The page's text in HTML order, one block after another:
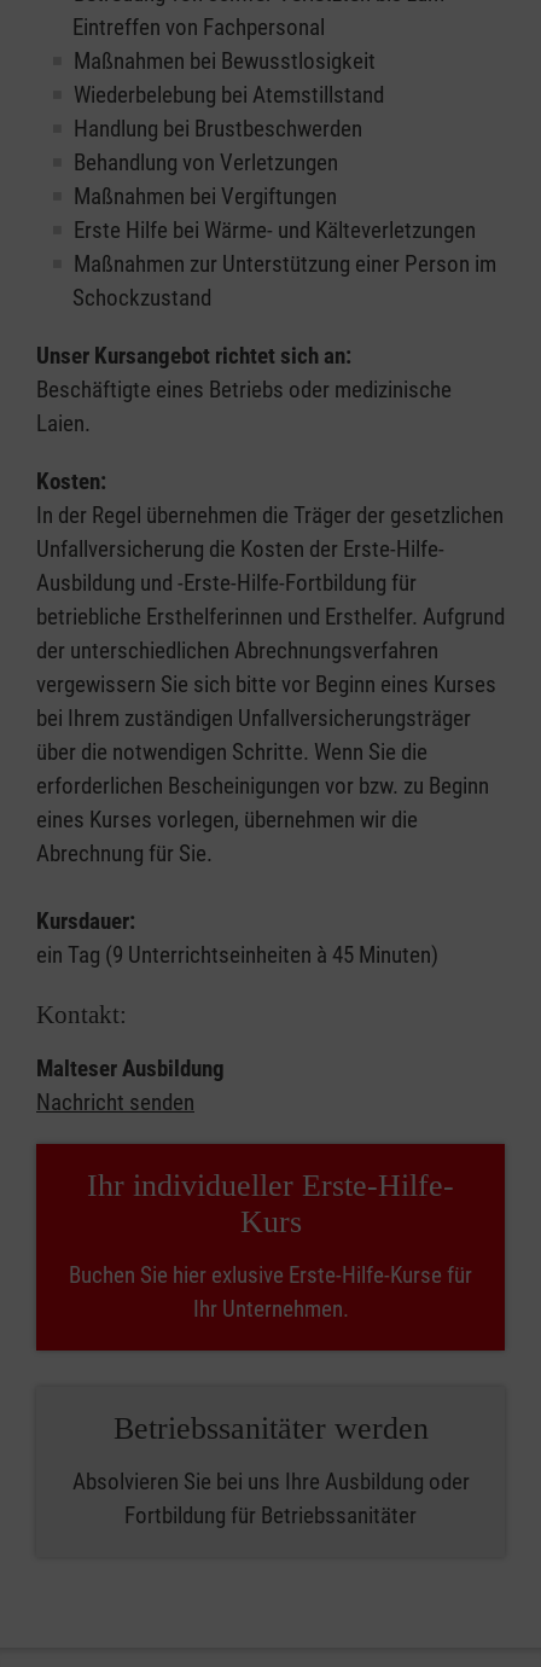
Eintreffen von Fachpersonal
Maßnahmen bei Bewusstlosigkeit
Wiederbelebung bei Atemstillstand
Handlung bei Brustbeschwerden
Behandlung von Verletzungen
Maßnahmen bei Vergiftungen
Erste Hilfe bei Wärme- und Kälteverletzungen
Maßnahmen zur Unterstützung einer Person im
Schockzustand
Unser Kursangebot richtet sich an:
Beschäftigte eines Betriebs oder medizinische
Laien.
Kosten:
In der Regel übernehmen die Träger der gesetzlichen
Unfallversicherung die Kosten der Erste-Hilfe-
Ausbildung und -Erste-Hilfe-Fortbildung für
betriebliche Ersthelferinnen und Ersthelfer. Aufgrund
der unterschiedlichen Abrechnungsverfahren
vergewissern Sie sich bitte vor Beginn eines Kurses
bei Ihrem zuständigen Unfallversicherungsträger
über die notwendigen Schritte. Wenn Sie die
erforderlichen Bescheinigungen vor bzw. zu Beginn
eines Kurses vorlegen, übernehmen wir die
Abrechnung für Sie.
Kursdauer:
ein Tag (9 Unterrichtseinheiten à 45 Minuten)
Kontakt:
Malteser Ausbildung
Nachricht senden
Ihr individueller Erste-Hilfe-
Kurs
Buchen Sie hier exlusive Erste-Hilfe-Kurse für
Ihr Unternehmen.
Betriebssanitäter werden
Absolvieren Sie bei uns Ihre Ausbildung oder
Fortbildung für Betriebssanitäter